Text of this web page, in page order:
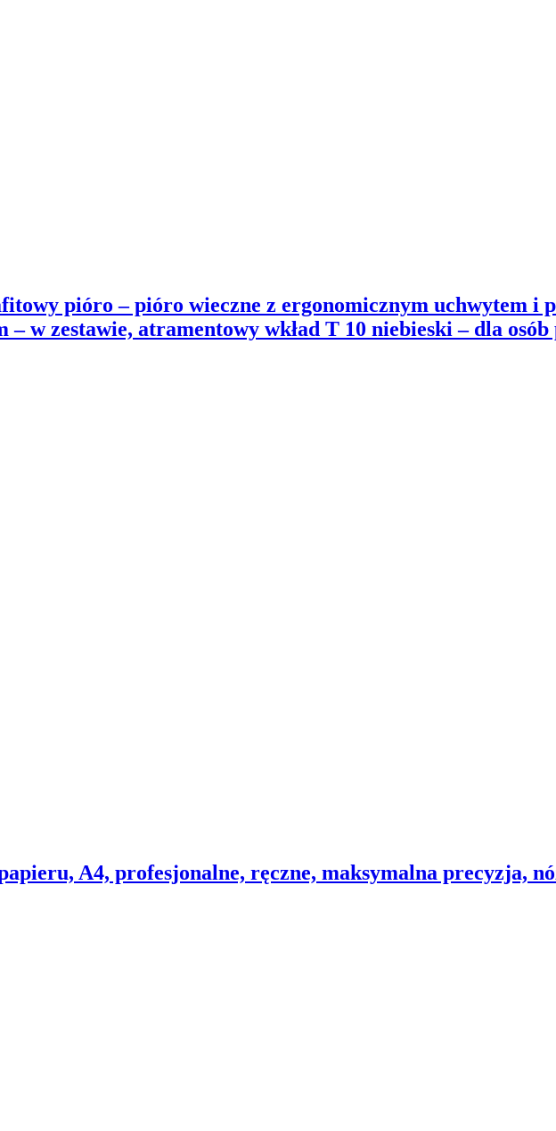
pióro – pióro wieczne z ergonomicznym uchwytem i
w zestawie, atramentowy wkład T 10 niebieski – dla
A4, profesjonalne, ręczne, maksymalna precyzja,